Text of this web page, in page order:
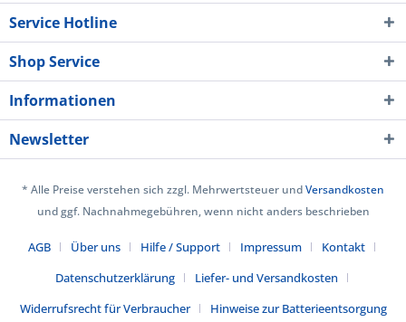
Service Hotline
Shop Service
Informationen
Newsletter
* Alle Preise verstehen sich zzgl. Mehrwertsteuer undVersandkosten
und ggf. Nachnahmegebühren, wenn nicht anders beschrieben
AGB Über uns Hilfe / Support Impressum
Kontakt
Datenschutzerklärung
Liefer- und Versandkosten
Widerrufsrecht für Verbraucher
Hinweise zur Batterieentsorgung